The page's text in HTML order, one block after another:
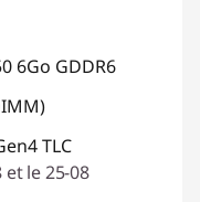
6Go GDDR6
TLC
le 25-08